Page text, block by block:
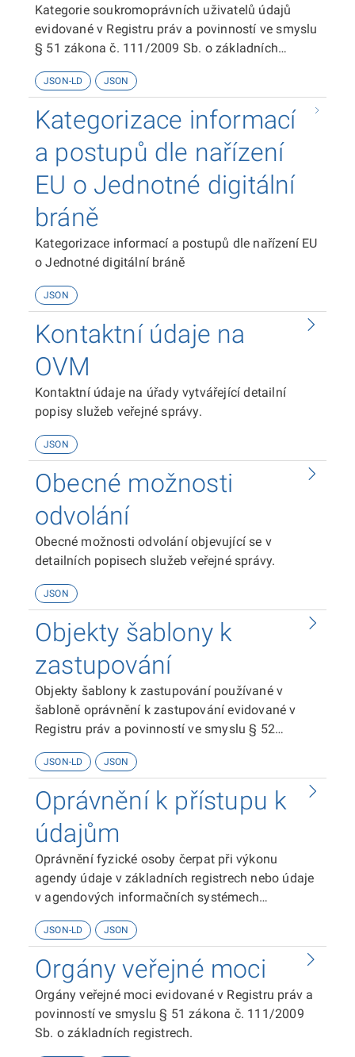
Kategorie soukromoprávních uživatelů údajů
evidované v Registru práv a povinností ve smyslu
§ 51 zákona č. 111/2009 Sb. o základních
JSON-LD JSON
Kategorizace informací
a postupů dle nařízení
EU o Jednotné digitální
bráně
Kategorizace informací a postupů dle nařízení EU
o Jednotné digitální bráně
JSON
Kontaktní údaje na
OVM
Kontaktní údaje na úřady vytvářející detailní
popisy služeb veřejné správy.
JSON
Obecné možnosti
odvolání
Obecné možnosti odvolání objevující se v
detailních popisech služeb veřejné správy.
JSON
Objekty šablony k
zastupování
Objekty šablony k zastupování používané v
šabloně oprávnění k zastupování evidované v
Registru práv a povinností ve smyslu § 52
JSON-LD JSON
Oprávnění k přístupu k
údajům
Oprávnění fyzické osoby čerpat při výkonu
agendy údaje v základních registrech nebo údaje
v agendových informačních systémech
§ 51 zákona č. 111/2009 Sb. o základních
JSON-LD JSON
Orgány veřejné moci
Orgány veřejné moci evidované v Registru práv a
povinností ve smyslu § 51 zákona č. 111/2009
Sb. o základních registrech.